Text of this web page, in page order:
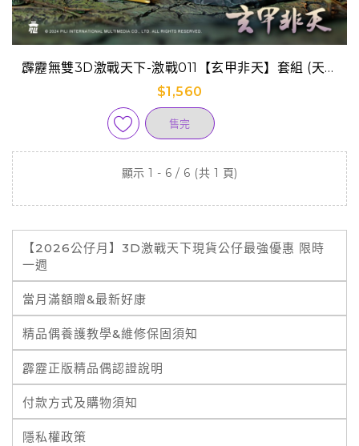
霹靂無雙3D激戰天下-激戰011【玄甲非天】套組 (天劍
非天+原無鄉)
$1,560
售完
顯示 1 - 6 / 6 (共 1 頁)
【2026公仔月】3D激戰天下現貨公仔最強優惠 限時
一週
當月滿額贈&最新好康
精品偶養護教學&維修保固須知
霹靂正版精品偶認證說明
付款方式及購物須知
隱私權政策